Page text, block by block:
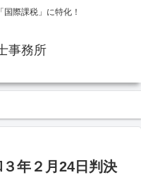
際課税」に特化！
事務所
３年２月24日判決